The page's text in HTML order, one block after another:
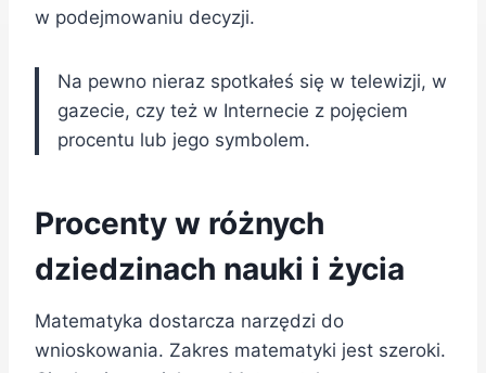
w podejmowaniu decyzji.
Na pewno nieraz spotkałeś się w telewizji, w
gazecie, czy też w Internecie z pojęciem
procentu lub jego symbolem.
Procenty w różnych
dziedzinach nauki i życia
Matematyka dostarcza narzędzi do
wnioskowania. Zakres matematyki jest szeroki.